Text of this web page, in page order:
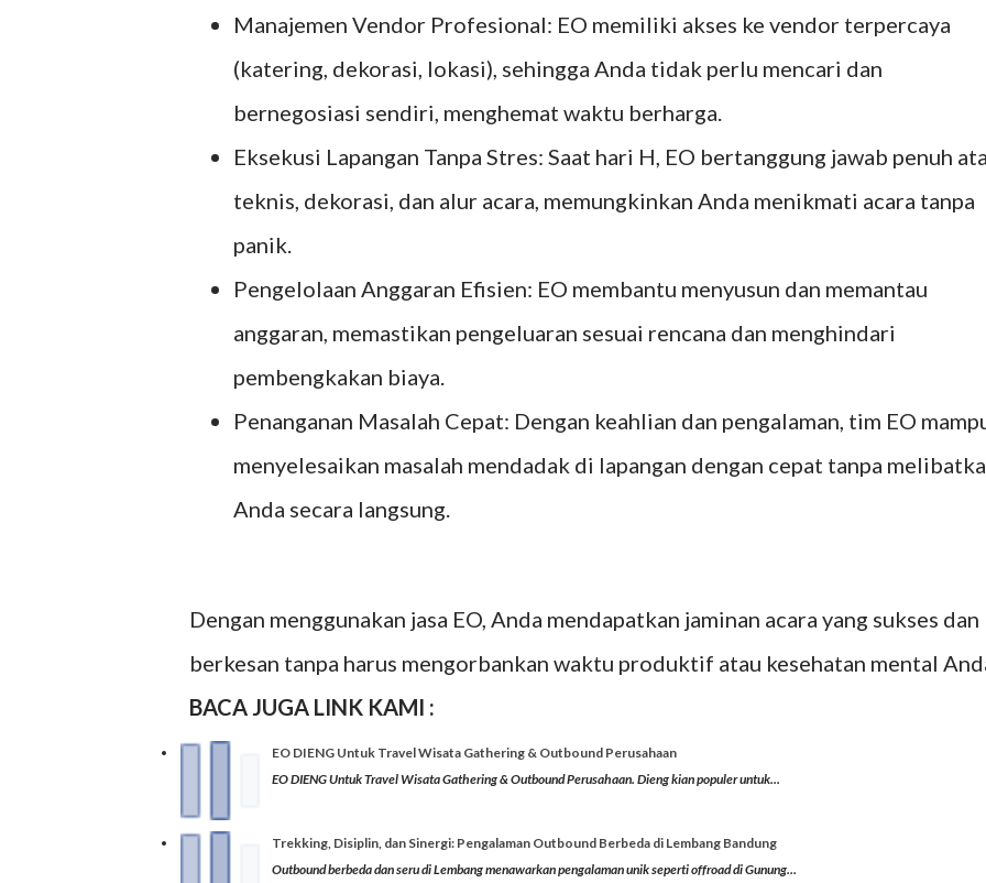
Manajemen Vendor Profesional: EO memiliki akses ke vendor terpercaya
(katering, dekorasi, lokasi), sehingga Anda tidak perlu mencari dan
bernegosiasi sendiri, menghemat waktu berharga.
Eksekusi Lapangan Tanpa Stres: Saat hari H, EO bertanggung jawab penuh
teknis, dekorasi, dan alur acara, memungkinkan Anda menikmati acara tanpa
panik.
Pengelolaan Anggaran Efisien: EO membantu menyusun dan memantau
anggaran, memastikan pengeluaran sesuai rencana dan menghindari
pembengkakan biaya.
Penanganan Masalah Cepat: Dengan keahlian dan pengalaman, tim EO
menyelesaikan masalah mendadak di lapangan dengan cepat tanpa
Anda secara langsung.
Dengan menggunakan jasa EO, Anda mendapatkan jaminan acara yang sukses dan
berkesan tanpa harus mengorbankan waktu produktif atau kesehatan mental
BACA JUGA LINK KAMI :
EO DIENG Untuk Travel Wisata Gathering & Outbound Perusahaan
EO DIENG Untuk Travel Wisata Gathering & Outbound Perusahaan. Dieng kian populer untuk...
Trekking, Disiplin, dan Sinergi: Pengalaman Outbound Berbeda di Lembang Bandung
Outbound berbeda dan seru di Lembang menawarkan pengalaman unik seperti offroad di Gunung...